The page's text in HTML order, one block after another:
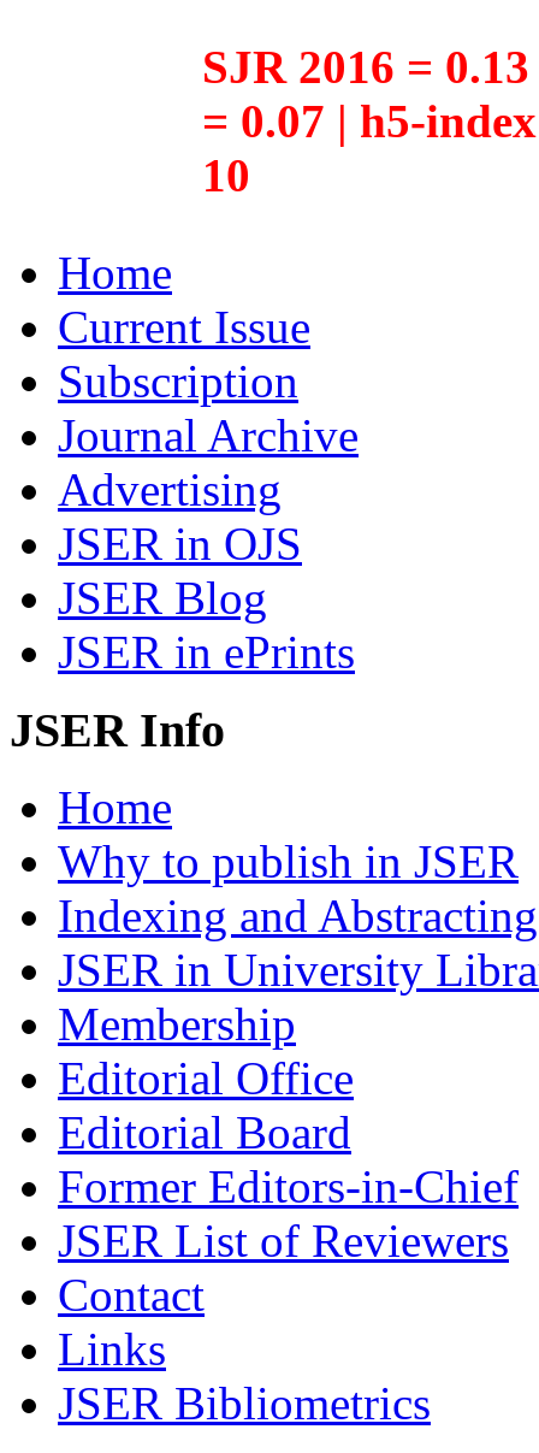
SJR 2016 =
= 0.07 | h5-
10
Home
Current Issue
Subscription
Journal Archive
Advertising
JSER in OJS
JSER Blog
JSER in ePrints
JSER Info
Home
Why to publish in JSER
Indexing and Abstracting
JSER in University
Membership
Editorial Office
Editorial Board
Former Editors-in-Chief
JSER List of Reviewers
Contact
Links
JSER Bibliometrics